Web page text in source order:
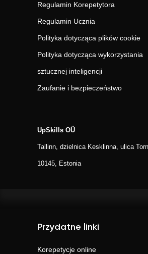
Regulamin Korepetytora
Regulamin Ucznia
Polityka dotycząca plików cookie
Polityka dotycząca wykorzystania
sztucznej inteligencji
Zaufanie i bezpieczeństwo
UpSkills OÜ
Tallinn, dzielnica Kesklinna, ulica
10145, Estonia
Przydatne linki
Korepetycje online